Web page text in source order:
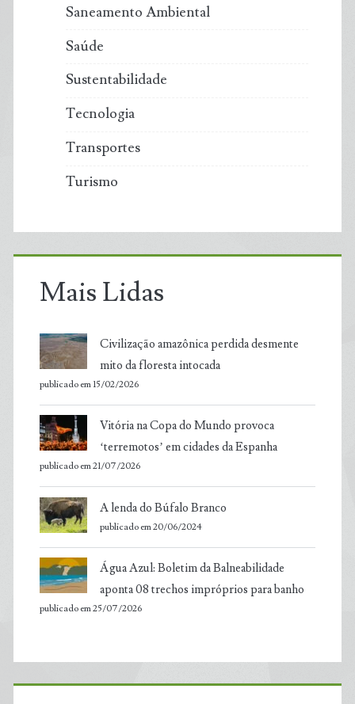
Saneamento Ambiental
Saúde
Sustentabilidade
Tecnologia
Transportes
Turismo
Mais Lidas
Civilização amazônica perdida desmente
mito da floresta intocada
publicado em 15/02/2026
Vitória na Copa do Mundo provoca
‘terremotos’ em cidades da Espanha
publicado em 21/07/2026
A lenda do Búfalo Branco
publicado em 20/06/2024
Água Azul: Boletim da Balneabilidade
aponta 08 trechos impróprios para banho
publicado em 25/07/2026